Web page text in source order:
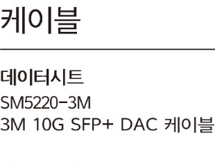
케이블
데이터시트
SM5220
- 3M
3M 10G SFP+
DAC케이블